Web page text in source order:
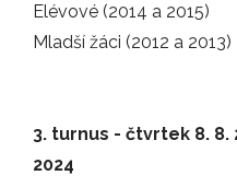
19.03.2026
Elévové (2014 a 2015)
Mladší žáci (2012 a 2013)
3. turnus - čtvrtek 8. 8.
2024